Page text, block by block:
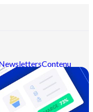
Contenu
MCP